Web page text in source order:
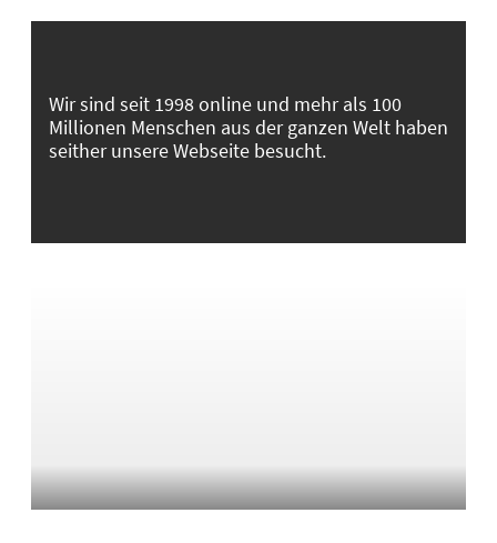
Wir sind seit 1998 online und mehr als 100
Millionen Menschen aus der ganzen Welt haben
seither unsere Webseite besucht.